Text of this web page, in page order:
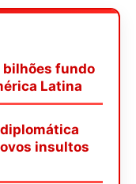
bilhões fundo
Latina
insultos